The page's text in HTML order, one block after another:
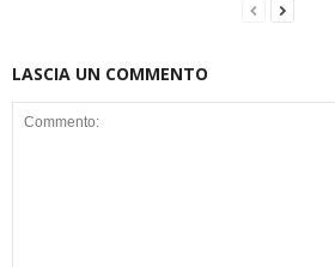
LASCIA UN COMMENTO